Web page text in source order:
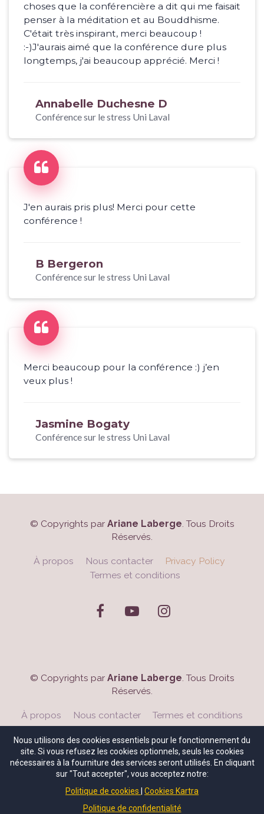
choses que la conférencière a dit qui me faisait
penser à la méditation et au Bouddhisme.
C'était très inspirant, merci beaucoup !
:-)J'aurais aimé que la conférence dure plus
longtemps, j'ai beaucoup apprécié. Merci !
Annabelle Duchesne D
Conférence sur le stress Uni Laval
J'en aurais pris plus! Merci pour cette
conférence !
B Bergeron
Conférence sur le stress Uni Laval
Merci beaucoup pour la conférence :) j’en
veux plus !
Jasmine Bogaty
Conférence sur le stress Uni Laval
© Copyrights par Ariane Laberge. Tous Droits
Réservés.
À propos Nous contacter
Privacy Policy
Termes et conditions
© Copyrights par Ariane Laberge. Tous Droits
Réservés.
À propos Nous contacter Termes et conditions
Nous utilisons des cookies essentiels pour le fonctionnement du
site. Si vous refusez les cookies optionnels, seuls les cookies
nécessaires à la fourniture des services seront utilisés. En cliquant
sur "Tout accepter", vous acceptez notre:
Politique de cookies
Cookies Kartra
Politique de confidentialité